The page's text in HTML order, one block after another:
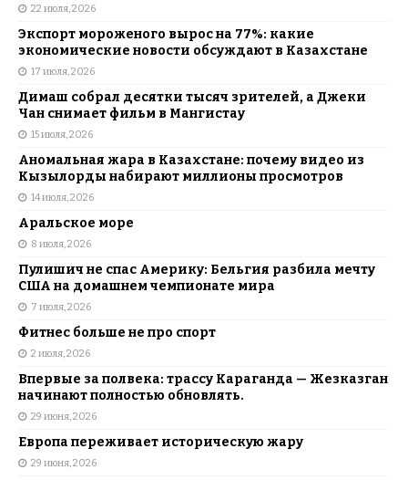
22 июля, 2026
Экспорт мороженого вырос на 77%: какие
экономические новости обсуждают в Казахстане
17 июля, 2026
Димаш собрал десятки тысяч зрителей, а Джеки
Чан снимает фильм в Мангистау
15 июля, 2026
Аномальная жара в Казахстане: почему видео из
Кызылорды набирают миллионы просмотров
14 июля, 2026
Аральское море
8 июля, 2026
Пулишич не спас Америку: Бельгия разбила мечту
США на домашнем чемпионате мира
7 июля, 2026
Фитнес больше не про спорт
2 июля, 2026
Впервые за полвека: трассу Караганда — Жезказган
начинают полностью обновлять.
29 июня, 2026
Европа переживает историческую жару
29 июня, 2026